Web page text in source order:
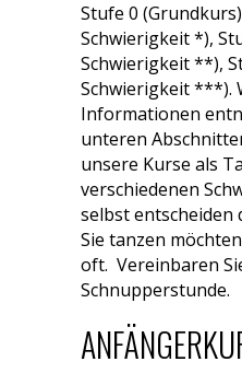
Stufe 0
Schwierigkeit *),
Schwierigkeit **),
Schwierigkeit ***).
Informationen
unteren
unsere Kurse als
verschiedenen
selbst entscheiden
Sie tanzen
oft. Vereinbaren
Schnupperstunde.